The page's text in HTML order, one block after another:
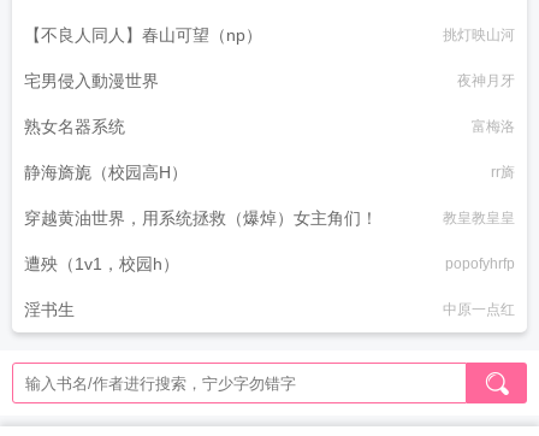
【不良人同人】春山可望（np） 挑灯映山河
宅男侵入動漫世界 夜神月牙
熟女名器系统 富梅洛
静海旖旎（校园高H） rr旖
穿越黄油世界，用系统拯救（爆焯）女主角们！ 教皇教皇皇
遭殃（1v1，校园h） popofyhrfp
淫书生 中原一点红